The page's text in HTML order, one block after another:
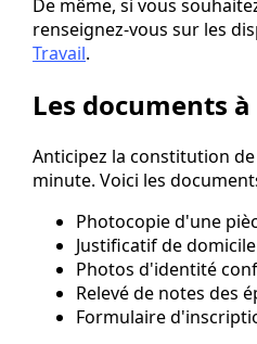
De même, si vous
renseignez-vous sur les
Travail.
Les documents
Anticipez la constitution
minute. Voici les
Photocopie d'une
Justificatif de
Photos d'identité
Relevé de notes des
Formulaire